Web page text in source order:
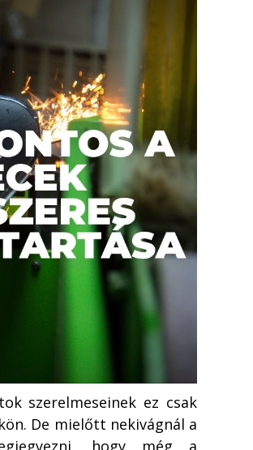
szerelmeseinek ez csak
De mielőtt nekivágnál a
hogy még a